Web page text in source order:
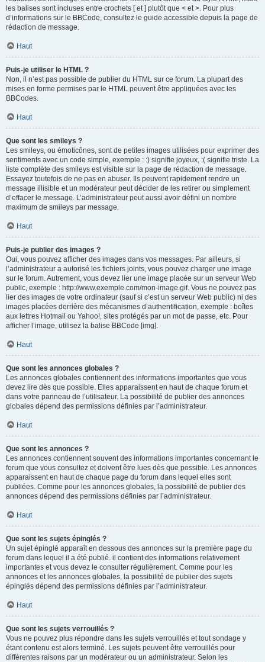
les balises sont incluses entre crochets [ et ] plutôt que < et >. Pour plus
d’informations sur le BBCode, consultez le guide accessible depuis la page de
rédaction de message.
Haut
Puis-je utiliser le HTML ?
Non, il n’est pas possible de publier du HTML sur ce forum. La plupart des
mises en forme permises par le HTML peuvent être appliquées avec les
BBCodes.
Haut
Que sont les smileys ?
Les smileys, ou émoticônes, sont de petites images utilisées pour exprimer des
sentiments avec un code simple, exemple : :) signifie joyeux, :( signifie triste. La
liste complète des smileys est visible sur la page de rédaction de message.
Essayez toutefois de ne pas en abuser. Ils peuvent rapidement rendre un
message illisible et un modérateur peut décider de les retirer ou simplement
d’effacer le message. L’administrateur peut aussi avoir défini un nombre
maximum de smileys par message.
Haut
Puis-je publier des images ?
Oui, vous pouvez afficher des images dans vos messages. Par ailleurs, si
l’administrateur a autorisé les fichiers joints, vous pouvez charger une image
sur le forum. Autrement, vous devez lier une image placée sur un serveur Web
public, exemple : http://www.exemple.com/mon-image.gif. Vous ne pouvez pas
lier des images de votre ordinateur (sauf si c’est un serveur Web public) ni des
images placées derrière des mécanismes d’authentification, exemple : boîtes
aux lettres Hotmail ou Yahoo!, sites protégés par un mot de passe, etc. Pour
afficher l’image, utilisez la balise BBCode [img].
Haut
Que sont les annonces globales ?
Les annonces globales contiennent des informations importantes que vous
devez lire dès que possible. Elles apparaissent en haut de chaque forum et
dans votre panneau de l’utilisateur. La possibilité de publier des annonces
globales dépend des permissions définies par l’administrateur.
Haut
Que sont les annonces ?
Les annonces contiennent souvent des informations importantes concernant le
forum que vous consultez et doivent être lues dès que possible. Les annonces
apparaissent en haut de chaque page du forum dans lequel elles sont
publiées. Comme pour les annonces globales, la possibilité de publier des
annonces dépend des permissions définies par l’administrateur.
Haut
Que sont les sujets épinglés ?
Un sujet épinglé apparaît en dessous des annonces sur la première page du
forum dans lequel il a été publié. il contient des informations relativement
importantes et vous devez le consulter régulièrement. Comme pour les
annonces et les annonces globales, la possibilité de publier des sujets
épinglés dépend des permissions définies par l’administrateur.
Haut
Que sont les sujets verrouillés ?
Vous ne pouvez plus répondre dans les sujets verrouillés et tout sondage y
étant contenu est alors terminé. Les sujets peuvent être verrouillés pour
différentes raisons par un modérateur ou un administrateur. Selon les